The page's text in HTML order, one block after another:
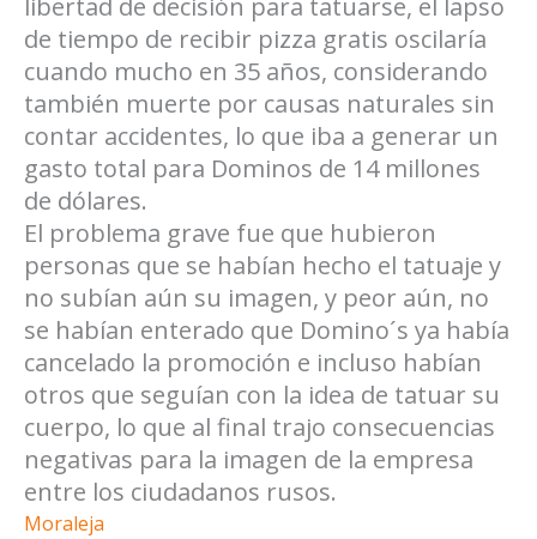
libertad de decisión para tatuarse, el lapso
de tiempo de recibir pizza gratis oscilaría
cuando mucho en 35 años, considerando
también muerte por causas naturales sin
contar accidentes, lo que iba a generar un
gasto total para Dominos de 14 millones
de dólares.
El problema grave fue que hubieron
personas que se habían hecho el tatuaje y
no subían aún su imagen, y peor aún, no
se habían enterado que Domino´s ya había
cancelado la promoción e incluso habían
otros que seguían con la idea de tatuar su
cuerpo, lo que al final trajo consecuencias
negativas para la imagen de la empresa
entre los ciudadanos rusos.
Moraleja